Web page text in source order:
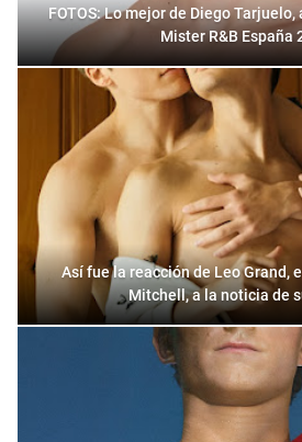
FOTOS: Lo mejor de Diego
Mister R&B España
Así fue la reacción de Leo Grand,
Mitchell, a la noticia de